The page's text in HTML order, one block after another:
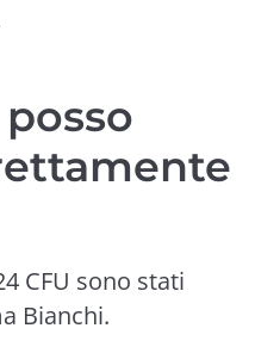
CFU sono stati
Bianchi.